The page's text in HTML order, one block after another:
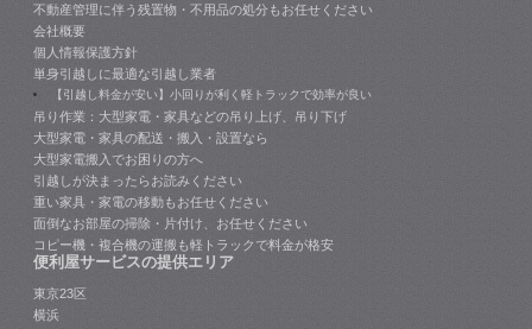
不動産管理に伴う残置物・不用品の処分もお任せください
会社概要
個人情報保護方針
単身引越しに最適な引越し業者
【引越し料金が安い】小回りが利く軽トラックで効率が良い
吊り作業：大型家電・家具などの吊り上げ、吊り下げ
大型家電・家具の配送・搬入・設置なら
大型家電搬入でお困りの方へ
引越しが決まったらお読みください
重い家具・家電の移動もお任せください
面倒なお部屋の掃除・片付け、お任せください
コピー機・複合機の運搬も軽トラックで料金が格安
便利屋サービスの提供エリア
東京23区
横浜